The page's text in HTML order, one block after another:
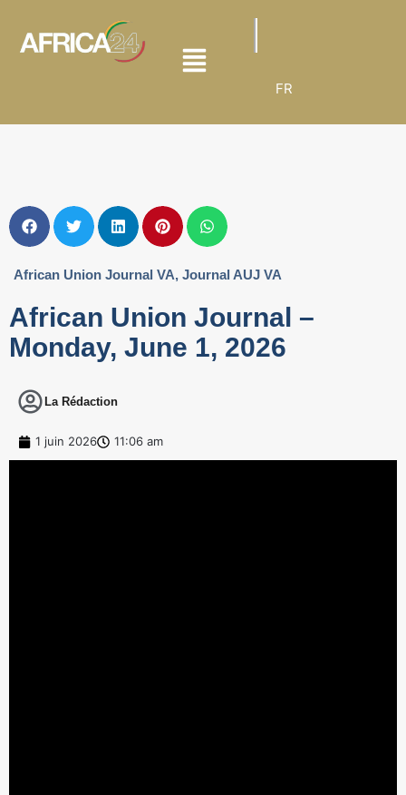
FR
African Union Journal VA, Journal AUJ VA
African Union Journal –
Monday, June 1, 2026
La Rédaction
1 juin 2026 11:06 am